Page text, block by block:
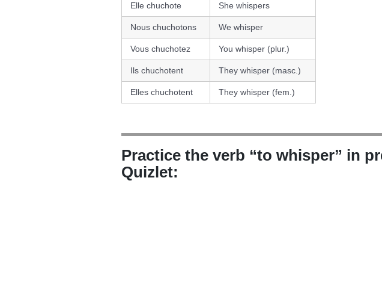
Elle chuchote She whispers
Nous chuchotons We whisper
Vous chuchotez You whisper (plur.)
Ils chuchotent They whisper (masc.)
Elles chuchotent They whisper (fem.)
Practice the verb “to whisper” in
Quizlet: